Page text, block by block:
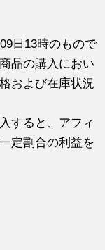
日13時のもので
品の購入におい
および在庫状況
すると、アフィ
定割合の利益を